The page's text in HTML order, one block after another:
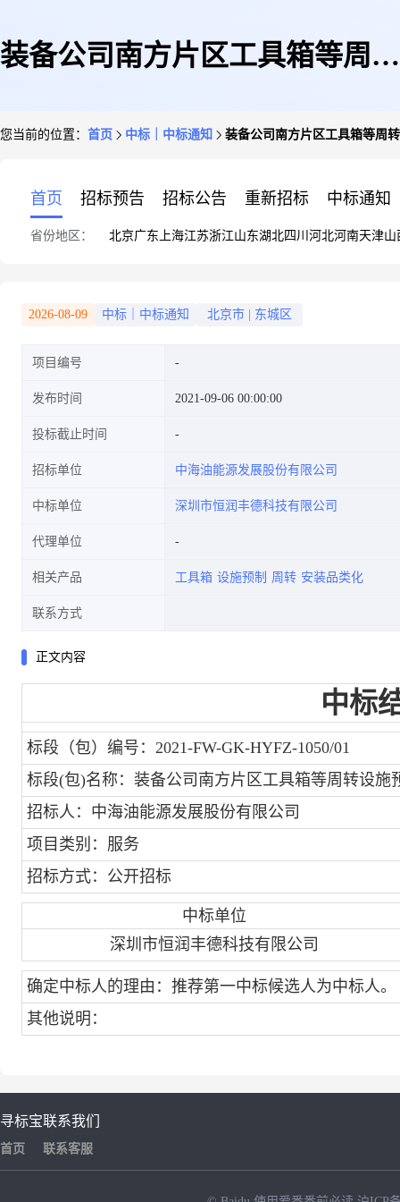
装备公司南方片区工具箱等周转
您当前的位置： 首页 中标｜中标通知 装备公司南方片区工具箱等周
首页 招标预告 招标公告 重新招标 中标通知
省份地区： 北京广东 上海江苏浙江山东湖北四川 河北河南天津山
2026-08-09 中标｜中标通知 北京市 东城区
项目编号
发布时间 2021-09-06 00:00:00
投标截止时间
招标单位 中海油能源发展股份有限公司
中标单位 深圳市恒润丰德科技有限公司
代理单位
相关产品 工具箱 设施预制 周转 安装品类化
联系方式
正文内容
中标
标段（包）编号：2021-FW-GK-HYFZ-1050/01
标段(包)名称：装备公司南方片区工具箱等周转设
招标人：中海油能源发展股份有限公司
项目类别：服务
招标方式：公开招标
中标单位
深圳市恒润丰德科技有限公司
确定中标人的理由：推荐第一中标候选人为中标人。
其他说明：
寻标宝
首页
联系我们
联系客服